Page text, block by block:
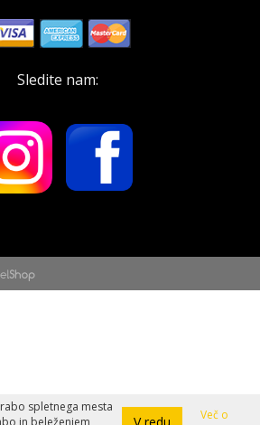
Sledite nam:
spletnega mesta
in beleženjem
V redu
Več o